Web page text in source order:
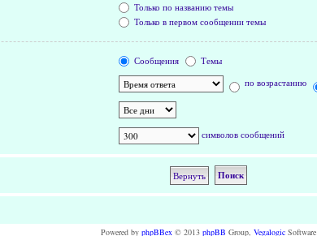
Только по названию темы
Только в первом сообщении темы
Сообщения Темы
по возрастанию
символов сообщений
Powered by phpBBex© 2013 phpBB Group, VegalogicSoftware